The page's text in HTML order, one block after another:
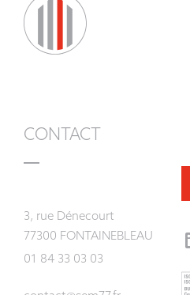
CONTACT
3, rue Dénecourt
77300 FONTAINEBLEAU
01 84 33 03 03